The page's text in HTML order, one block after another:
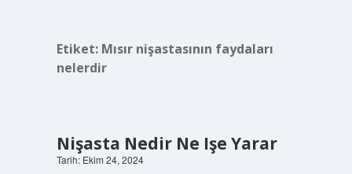
Etiket: Mısır nişastasının faydaları
nelerdir
Nişasta Nedir Ne Işe Yarar
Tarih: Ekim 24, 2024